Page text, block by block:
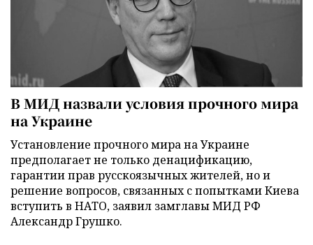
В МИД назвали условия прочного мира
на Украине
Установление прочного мира на Украине
предполагает не только денацификацию,
гарантии прав русскоязычных жителей, но и
решение вопросов, связанных с попытками Киева
вступить в НАТО, заявил замглавы МИД РФ
Александр Грушко.